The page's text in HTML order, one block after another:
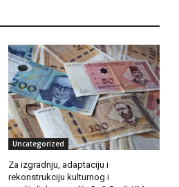
Uncategorized
Za izgradnju, adaptaciju i
rekonstrukciju kulturnog i